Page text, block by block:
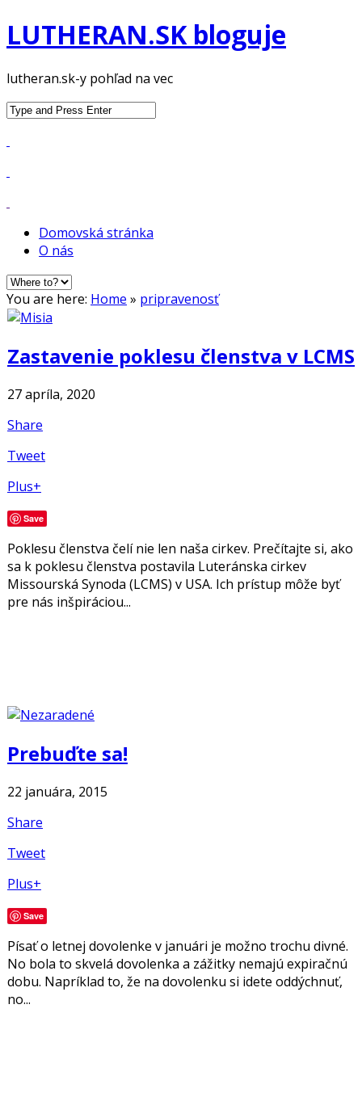
LUTHERAN.SK bloguje
lutheran.sk-y pohľad na vec
Search
Domovská stránka
O nás
You are here: Home » pripravenosť
Zastavenie poklesu členstva v LCMS
27 apríla, 2020
Share
Tweet
Plus+
Save
Poklesu členstva čelí nie len naša cirkev. Prečítajte si, ako
sa k poklesu členstva postavila Luteránska cirkev
Missourská Synoda (LCMS) v USA. Ich prístup môže byť
pre nás inšpiráciou...
Prebuďte sa!
22 januára, 2015
Share
Tweet
Plus+
Save
Písať o letnej dovolenke v januári je možno trochu divné.
No bola to skvelá dovolenka a zážitky nemajú expiračnú
dobu. Napríklad to, že na dovolenku si idete oddýchnuť,
no...